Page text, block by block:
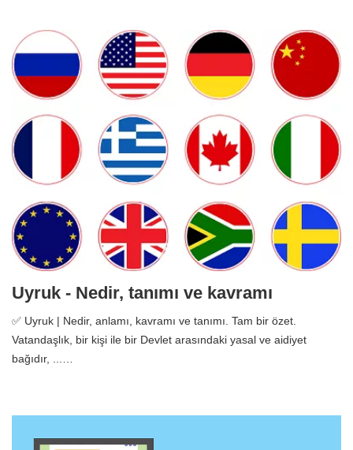
Uyruk - Nedir, tanımı ve kavramı
✅ Uyruk | Nedir, anlamı, kavramı ve tanımı. Tam bir özet.
Vatandaşlık, bir kişi ile bir Devlet arasındaki yasal ve aidiyet
bağıdır, ...…